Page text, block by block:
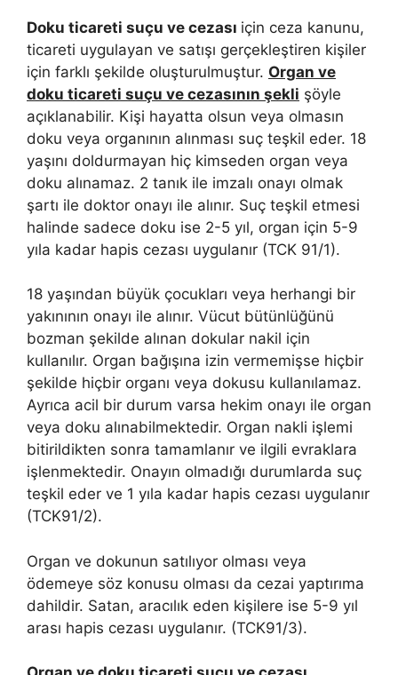
Doku ticareti suçu ve cezası için ceza kanunu,
ticareti uygulayan ve satışı gerçekleştiren kişiler
için farklı şekilde oluşturulmuştur. Organ ve
doku ticareti suçu ve cezasının şekli şöyle
açıklanabilir. Kişi hayatta olsun veya olmasın
doku veya organının alınması suç teşkil eder. 18
yaşını doldurmayan hiç kimseden organ veya
doku alınamaz. 2 tanık ile imzalı onayı olmak
şartı ile doktor onayı ile alınır. Suç teşkil etmesi
halinde sadece doku ise 2-5 yıl, organ için 5-9
yıla kadar hapis cezası uygulanır (TCK 91/1).
18 yaşından büyük çocukları veya herhangi bir
yakınının onayı ile alınır. Vücut bütünlüğünü
bozman şekilde alınan dokular nakil için
kullanılır. Organ bağışına izin vermemişse hiçbir
şekilde hiçbir organı veya dokusu kullanılamaz.
Ayrıca acil bir durum varsa hekim onayı ile organ
veya doku alınabilmektedir. Organ nakli işlemi
bitirildikten sonra tamamlanır ve ilgili evraklara
işlenmektedir. Onayın olmadığı durumlarda suç
teşkil eder ve 1 yıla kadar hapis cezası uygulanır
(TCK91/2).
Organ ve dokunun satılıyor olması veya
ödemeye söz konusu olması da cezai yaptırıma
dahildir. Satan, aracılık eden kişilere ise 5-9 yıl
arası hapis cezası uygulanır. (TCK91/3).